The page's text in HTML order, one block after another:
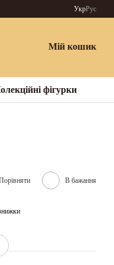
УкрРус
Мій кошик
фігурки
В бажання